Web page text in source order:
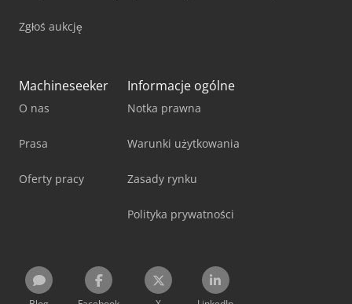
Zgłoś aukcję
Machineseeker
O nas
Prasa
Oferty pracy
Informacje ogólne
Notka prawna
Warunki użytkowania
Zasady rynku
Polityka prywatności